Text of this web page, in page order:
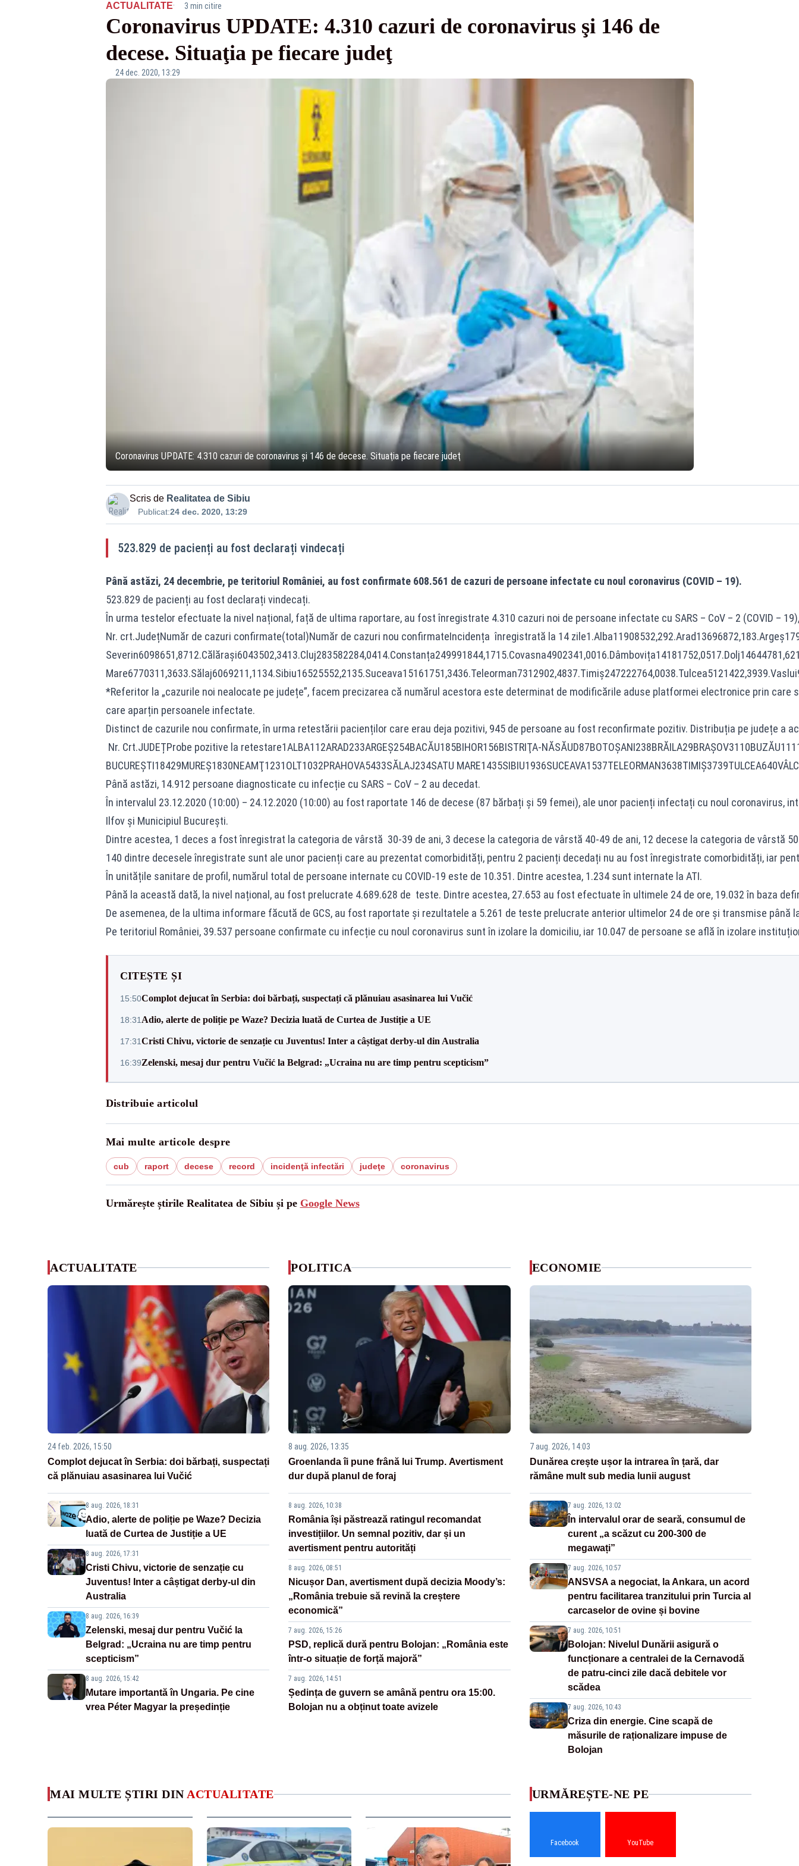
ACTUALITATE· 3 min citire
Coronavirus UPDATE: 4.310 cazuri de coronavirus şi 146 de
decese. Situaţia pe fiecare judeţ
24 dec. 2020, 13:29
Coronavirus UPDATE: 4.310 cazuri de coronavirus şi 146 de decese. Situaţia pe fiecare judeţ
Scris de Realitatea de Sibiu
Publicat:24 dec. 2020, 13:29
523.829 de pacienți au fost declarați vindecați
Până astăzi, 24 decembrie, pe teritoriul României, au fost confirmate 608.561 de cazuri de persoane infectate cu noul coronavirus (COVID – 19).
523.829 de pacienți au fost declarați vindecați.
În urma testelor efectuate la nivel național, față de ultima raportare, au fost înregistrate 4.310 cazuri noi de persoane infectate cu SARS – CoV – 2 (COVID
Nr. crt.JudețNumăr de cazuri confirmate(total)Număr de cazuri nou confirmateIncidența înregistrată la 14
*Referitor la „cazurile noi nealocate pe județe”, facem precizarea că numărul acestora este determinat de modificările aduse platformei electronice prin
care aparțin persoanele infectate.
Distinct de cazurile nou confirmate, în urma retestării pacienților care erau deja pozitivi, 945 de persoane au fost reconfirmate pozitiv. Distribuția pe județe a
Nr. Crt.JUDEȚProbe pozitive la retestare1ALBA112ARAD233ARGEŞ254BACĂU185BIHOR156BISTRIŢA-
BUCUREŞTI18429MUREŞ1830NEAMŢ1231OLT1032PRAHOVA5433SĂLAJ234SATU
Până astăzi, 14.912 persoane diagnosticate cu infecție cu SARS – CoV – 2 au decedat.
În intervalul 23.12.2020 (10:00) – 24.12.2020 (10:00) au fost raportate 146 de decese (87 bărbați și 59 femei), ale unor pacienți infectați cu noul coronavirus,
Ilfov și Municipiul București.
Dintre acestea, 1 deces a fost înregistrat la categoria de vârstă 30-39 de ani, 3 decese la categoria de vârstă 40-49 de ani, 12 decese la categoria de vârstă
140 dintre decesele înregistrate sunt ale unor pacienți care au prezentat comorbidități, pentru 2 pacienți decedați nu au fost înregistrate comorbidități, iar
În unitățile sanitare de profil, numărul total de persoane internate cu COVID-19 este de 10.351. Dintre acestea, 1.234 sunt internate la ATI.
Până la această dată, la nivel național, au fost prelucrate 4.689.628 de teste. Dintre acestea, 27.653 au fost efectuate în ultimele 24 de ore, 19.032 în baza
De asemenea, de la ultima informare făcută de GCS, au fost raportate și rezultatele a 5.261 de teste prelucrate anterior ultimelor 24 de ore și transmise până
Pe teritoriul României, 39.537 persoane confirmate cu infecție cu noul coronavirus sunt în izolare la domiciliu, iar 10.047 de persoane se află în izolare
CITEȘTE ȘI
15:50Complot dejucat în Serbia: doi bărbați, suspectați că plănuiau asasinarea lui Vučić
18:31 Adio, alerte de poliție pe Waze? Decizia luată de Curtea de Justiție a UE
17:31Cristi Chivu, victorie de senzație cu Juventus! Inter a câștigat derby-ul din Australia
16:39Zelenski, mesaj dur pentru Vučić la Belgrad: „Ucraina nu are timp pentru scepticism”
Distribuie articolul
Mai multe articole despre
cub raport decese record incidenţă infectări judeţe coronavirus
Urmărește știrile Realitatea de Sibiu și pe Google News
ACTUALITATE
24 feb. 2026, 15:50
Complot dejucat în Serbia: doi bărbați, suspectați
că plănuiau asasinarea lui Vučić
8 aug. 2026, 18:31
Adio, alerte de poliție pe Waze? Decizia
luată de Curtea de Justiție a UE
8 aug. 2026, 17:31
Cristi Chivu, victorie de senzație cu
Juventus! Inter a câștigat derby-ul din
Australia
8 aug. 2026, 16:39
Zelenski, mesaj dur pentru Vučić la
Belgrad: „Ucraina nu are timp pentru
scepticism”
8 aug. 2026, 15:42
Mutare importantă în Ungaria. Pe cine
vrea Péter Magyar la președinție
POLITICA
8 aug. 2026, 13:35
Groenlanda îi pune frână lui Trump. Avertisment
dur după planul de foraj
8 aug. 2026, 10:38
România își păstrează ratingul recomandat
investițiilor. Un semnal pozitiv, dar și un
avertisment pentru autorități
8 aug. 2026, 08:51
Nicușor Dan, avertisment după decizia Moody’s:
„România trebuie să revină la creștere
economică”
7 aug. 2026, 15:26
PSD, replică dură pentru Bolojan: „România este
într-o situație de forță majoră”
7 aug. 2026, 14:51
Ședința de guvern se amână pentru ora 15:00.
Bolojan nu a obținut toate avizele
ECONOMIE
7 aug. 2026, 14:03
Dunărea crește ușor la intrarea în țară, dar
rămâne mult sub media lunii august
7 aug. 2026, 13:02
În intervalul orar de seară, consumul de
curent „a scăzut cu 200-300 de
megawați”
7 aug. 2026, 10:57
ANSVSA a negociat, la Ankara, un acord
pentru facilitarea tranzitului prin Turcia al
carcaselor de ovine și bovine
7 aug. 2026, 10:51
Bolojan: Nivelul Dunării asigură o
funcționare a centralei de la Cernavodă
de patru-cinci zile dacă debitele vor
scădea
7 aug. 2026, 10:43
Criza din energie. Cine scapă de
măsurile de raționalizare impuse de
Bolojan
MAI MULTE ȘTIRI DIN ACTUALITATE URMĂREȘTE-NE PE
Facebook YouTube